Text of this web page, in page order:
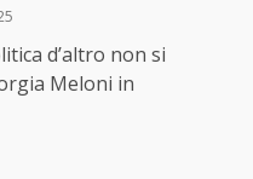
d’altro non si
Meloni in